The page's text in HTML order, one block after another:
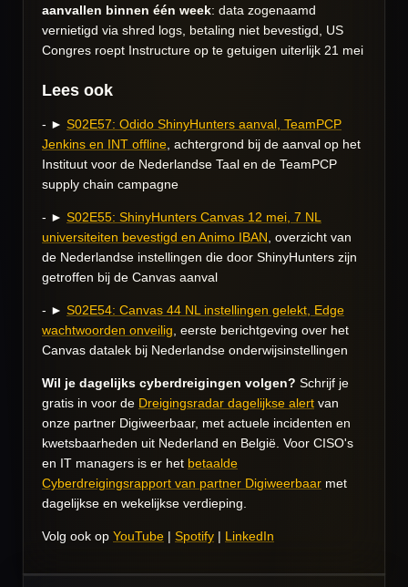
aanvallen binnen één week: data zogenaamd
vernietigd via shred logs, betaling niet bevestigd, US
Congres roept Instructure op te getuigen uiterlijk 21 mei
Lees ook
- ► S02E57: Odido ShinyHunters aanval, TeamPCP
Jenkins en INT offline, achtergrond bij de aanval op het
Instituut voor de Nederlandse Taal en de TeamPCP
supply chain campagne
- ► S02E55: ShinyHunters Canvas 12 mei, 7 NL
universiteiten bevestigd en Animo IBAN, overzicht van
de Nederlandse instellingen die door ShinyHunters zijn
getroffen bij de Canvas aanval
- ► S02E54: Canvas 44 NL instellingen gelekt, Edge
wachtwoorden onveilig, eerste berichtgeving over het
Canvas datalek bij Nederlandse onderwijsinstellingen
Wil je dagelijks cyberdreigingen volgen? Schrijf je
gratis in voor de Dreigingsradar dagelijkse alert van
onze partner Digiweerbaar, met actuele incidenten en
kwetsbaarheden uit Nederland en België. Voor CISO's
en IT managers is er het betaalde
Cyberdreigingsrapport van partner Digiweerbaar met
dagelijkse en wekelijkse verdieping.
Volg ook op YouTube | Spotify | LinkedIn